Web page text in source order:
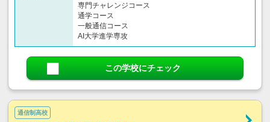
専門チャレンジコース
通学コース
一般通信コース
AI大学進学専攻
この学校にチェック
通信制高校